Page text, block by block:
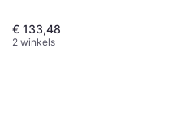
€ 133,48
2 winkels